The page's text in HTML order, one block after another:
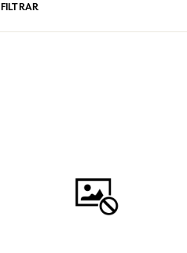
FILTRAR